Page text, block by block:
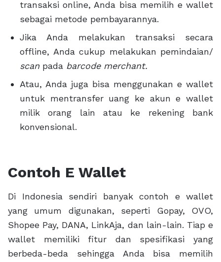
transaksi online, Anda bisa memilih e wallet
sebagai metode pembayarannya.
Jika Anda melakukan transaksi secara
offline, Anda cukup melakukan pemindaian/
scan pada barcode merchant.
Atau, Anda juga bisa menggunakan e wallet
untuk mentransfer uang ke akun e wallet
milik orang lain atau ke rekening bank
konvensional.
Contoh E Wallet
Di Indonesia sendiri banyak contoh e wallet
yang umum digunakan, seperti Gopay, OVO,
Shopee Pay, DANA, LinkAja, dan lain-lain. Tiap e
wallet memiliki fitur dan spesifikasi yang
berbeda-beda sehingga Anda bisa memilih